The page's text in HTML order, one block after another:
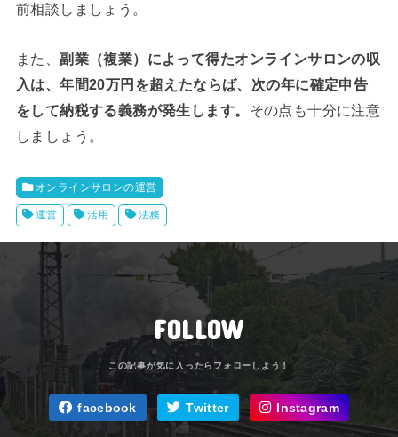
前相談しましょう。
また、副業（複業）によって得たオンラインサロンの収
入は、年間20万円を超えたならば、次の年に確定申告
をして納税する義務が発生します。 その点も十分に注意
しましょう。
オンラインサロンの運営
運営 活用 法務
FOLLOW
facebook Twitter Instagram